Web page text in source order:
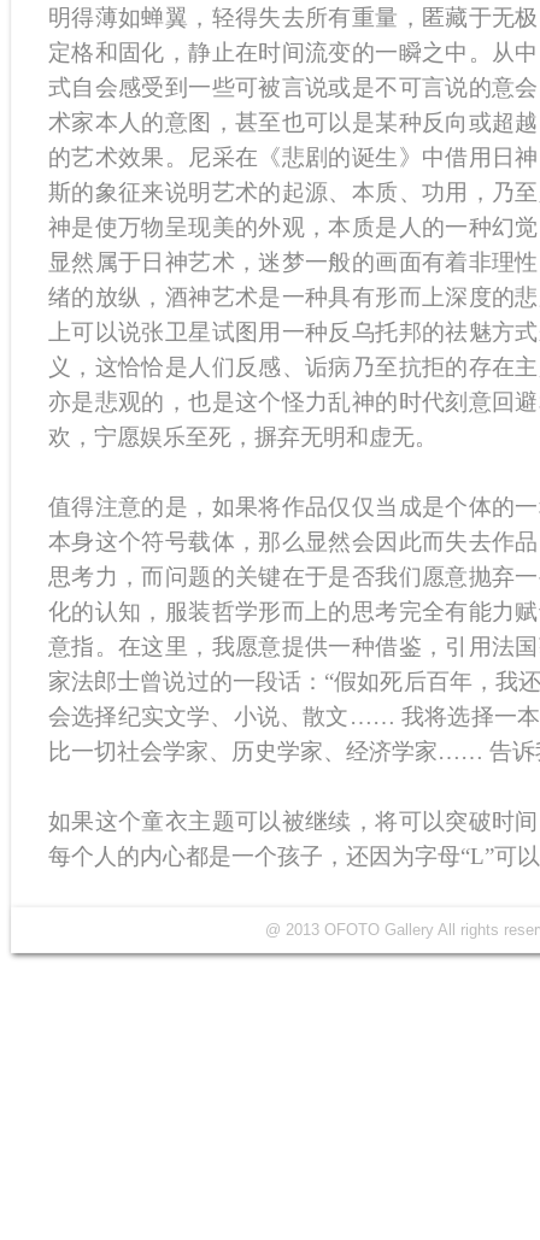
明得薄如蝉翼，轻得失去所有重量，匿藏于无
定格和固化，静止在时间流变的一瞬之中。从
式自会感受到一些可被言说或是不可言说的意
术家本人的意图，甚至也可以是某种反向或超
的艺术效果。尼采在《悲剧的诞生》中借用日
斯的象征来说明艺术的起源、本质、功用，乃
神是使万物呈现美的外观，本质是人的一种幻
显然属于日神艺术，迷梦一般的画面有着非理
绪的放纵，酒神艺术是一种具有形而上深度的
上可以说张卫星试图用一种反乌托邦的祛魅方
义，这恰恰是人们反感、诟病乃至抗拒的存在
亦是悲观的，也是这个怪力乱神的时代刻意回
欢，宁愿娱乐至死，摒弃无明和虚无。
值得注意的是，如果将作品仅仅当成是个体的
本身这个符号载体，那么显然会因此而失去作
思考力，而问题的关键在于是否我们愿意抛弃
化的认知，服装哲学形而上的思考完全有能力
意指。在这里，我愿意提供一种借鉴，引用法
家法郎士曾说过的一段话：“假如死后百年，我
会选择纪实文学、小说、散文…… 我将选择一
比一切社会学家、历史学家、经济学家…… 告诉
如果这个童衣主题可以被继续，将可以突破时
每个人的内心都是一个孩子，还因为字母“L”可
@ 2013 OFOTO Gallery All rights